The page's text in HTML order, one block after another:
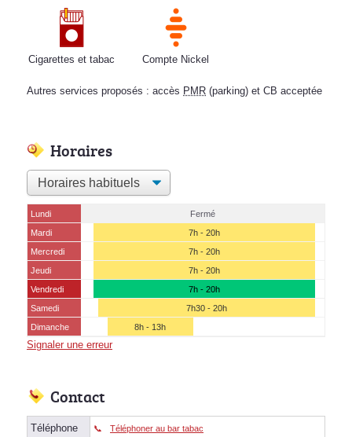
Cigarettes et tabac Compte Nickel
Autres services proposés : accès PMR (parking) et CB acceptée
Horaires
Lundi
Fermé
Mardi
7h - 20h
Mercredi
7h - 20h
Jeudi
7h - 20h
Vendredi
7h - 20h
Samedi
7h30 - 20h
Dimanche
8h - 13h
Signaler une erreur
Contact
Téléphone Téléphoner au bar tabac